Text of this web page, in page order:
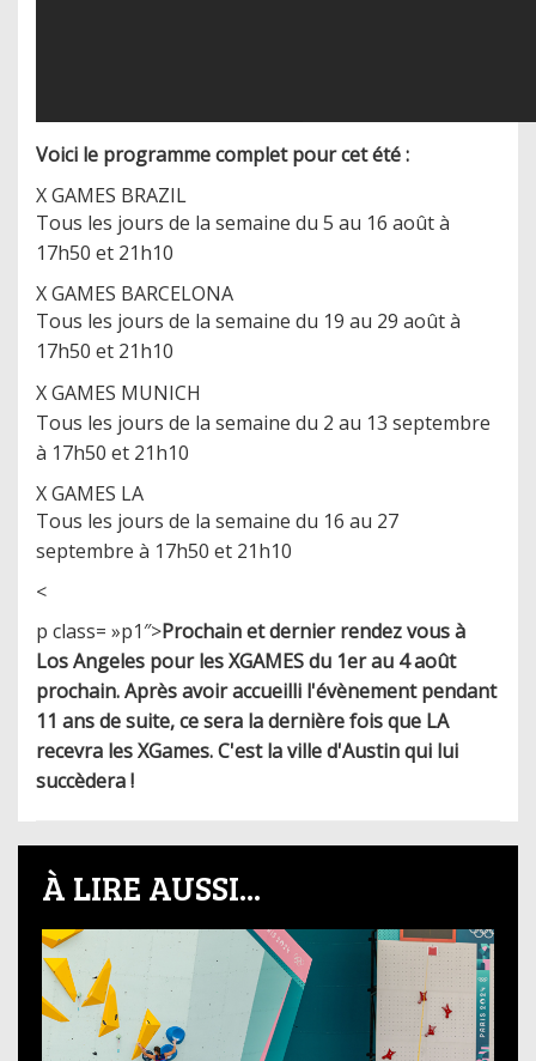
Voici le programme complet pour cet été :
X GAMES BRAZIL
Tous les jours de la semaine du 5 au 16 août à
17h50 et 21h10
X GAMES BARCELONA
Tous les jours de la semaine du 19 au 29 août à
17h50 et 21h10
X GAMES MUNICH
Tous les jours de la semaine du 2 au 13 septembre
à 17h50 et 21h10
X GAMES LA
Tous les jours de la semaine du 16 au 27
septembre à 17h50 et 21h10
<
p class= »p1″>Prochain et dernier rendez vous à
Los Angeles pour les XGAMES du 1er au 4 août
prochain. Après avoir accueilli l'évènement pendant
11 ans de suite, ce sera la dernière fois que LA
recevra les XGames. C'est la ville d'Austin qui lui
succèdera !
À LIRE AUSSI...